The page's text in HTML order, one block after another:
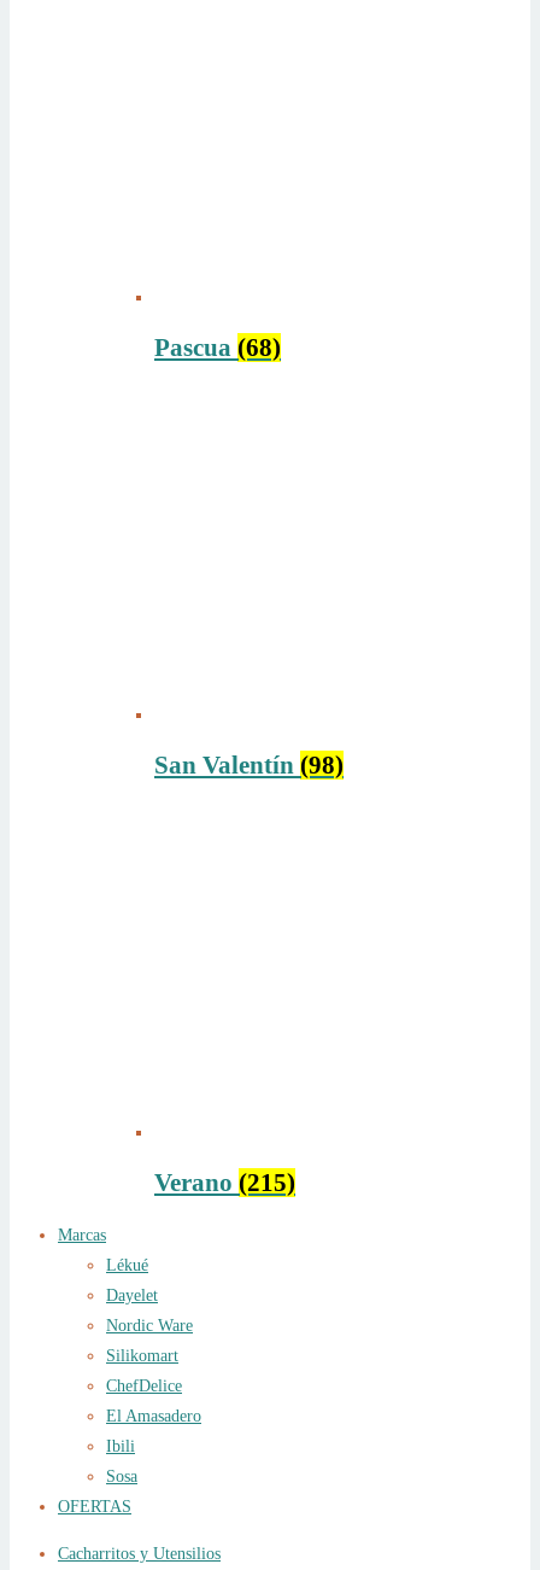
Pascua (68)
San Valentín (98)
Verano (215)
Marcas
Lékué
Dayelet
Nordic Ware
Silikomart
ChefDelice
El Amasadero
Ibili
Sosa
OFERTAS
Cacharritos y Utensilios